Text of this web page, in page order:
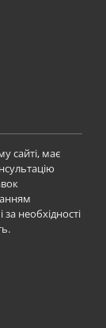
сайті, має
необхідності